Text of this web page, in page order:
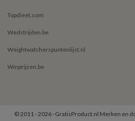
Topdieet.com
Wedstrijden.be
Weightwatcherspuntenlijst.nl
Winprijzen.be
© 2011 - 2026 · GratisProduct.nl Merken en